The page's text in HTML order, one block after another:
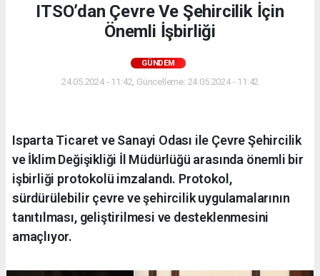
ITSO’dan Çevre Ve Şehircilik İçin
Önemli İşbirliği
GÜNDEM
24.05.2024 - 11:42, Güncelleme: 24.05.2024 - 11:42
Isparta Ticaret ve Sanayi Odası ile Çevre Şehircilik
ve İklim Değişikliği İl Müdürlüğü arasında önemli bir
işbirliği protokolü imzalandı. Protokol,
sürdürülebilir çevre ve şehircilik uygulamalarının
tanıtılması, geliştirilmesi ve desteklenmesini
amaçlıyor.